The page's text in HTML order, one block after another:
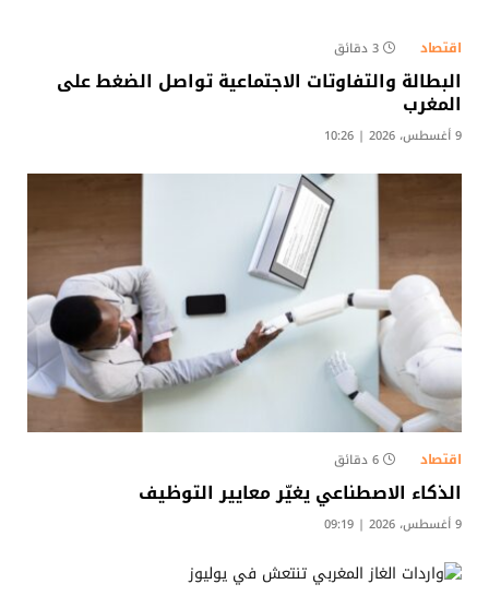
اقتصاد 3 دقائق
البطالة والتفاوتات الاجتماعية تواصل الضغط على
المغرب
9 أغسطس، 2026 | 10:26
اقتصاد 6 دقائق
الذكاء الاصطناعي يغيّر معايير التوظيف
9 أغسطس، 2026 | 09:19